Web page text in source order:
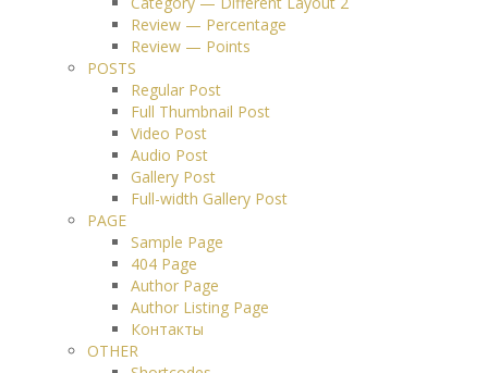
Review — Percentage
Review — Points
POSTS
Regular Post
Full Thumbnail Post
Video Post
Audio Post
Gallery Post
Full-width Gallery Post
PAGE
Sample Page
404 Page
Author Page
Author Listing Page
Контакты
OTHER